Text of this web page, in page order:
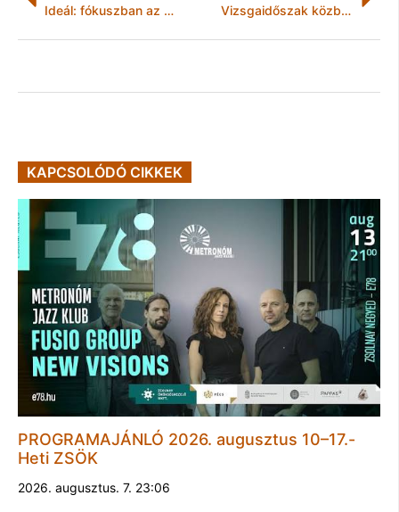
Ideál: fókuszban az eu-s beruházások Vizsgaidőszak közben a monacói dobogón
KAPCSOLÓDÓ CIKKEK
PROGRAMAJÁNLÓ 2026. augusztus 10–17.-
Heti ZSÖK
2026. augusztus. 7. 23:06